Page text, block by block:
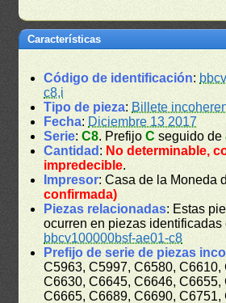
Características
Código de identificación:
c8,i
Tipo de pieza: Billete
Fecha: Diciembre 13 2017
Serie:C8. PrefijoC seguido de
Cantidad : No determinable,
impredecible.
Impresor: Casa de la Moneda
confirmada)
Piezas relacionadas: Estas
ocurren en piezas identificadas
bbcv100000bsf-ae01-c8
Prefijo de serie de piezas
C5963, C5997, C6580, C6610,
C6630, C6645, C6646, C6655,
C6665, C6689, C6690, C6751,